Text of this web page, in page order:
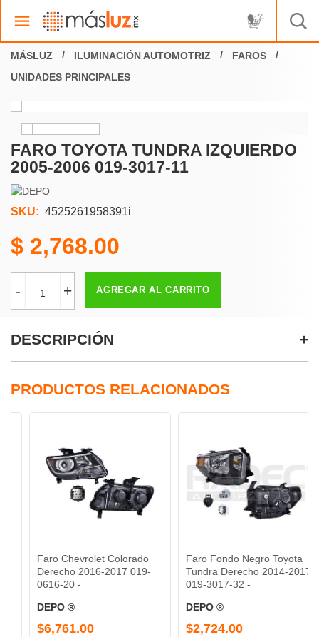
ILUMINACIÓN AUTOMOTRIZ
FAROS
UNIDADES PRINCIPALES
FARO TOYOTA TUNDRA IZQUIERDO
2005-2006 019-3017-11
SKU: 4525261958391i
2,768.00
- + AGREGAR AL CARRITO
DESCRIPCIÓN
PRODUCTOS RELACIONADOS
Faro Chevrolet Colorado
Derecho 2016-2017 019-
0616-20 -
DEPO ®
$6,761.00
Faro Fondo Negro Toyota
Tundra Derecho 2014-2017
019-3017-32 -
DEPO ®
$2,724.00